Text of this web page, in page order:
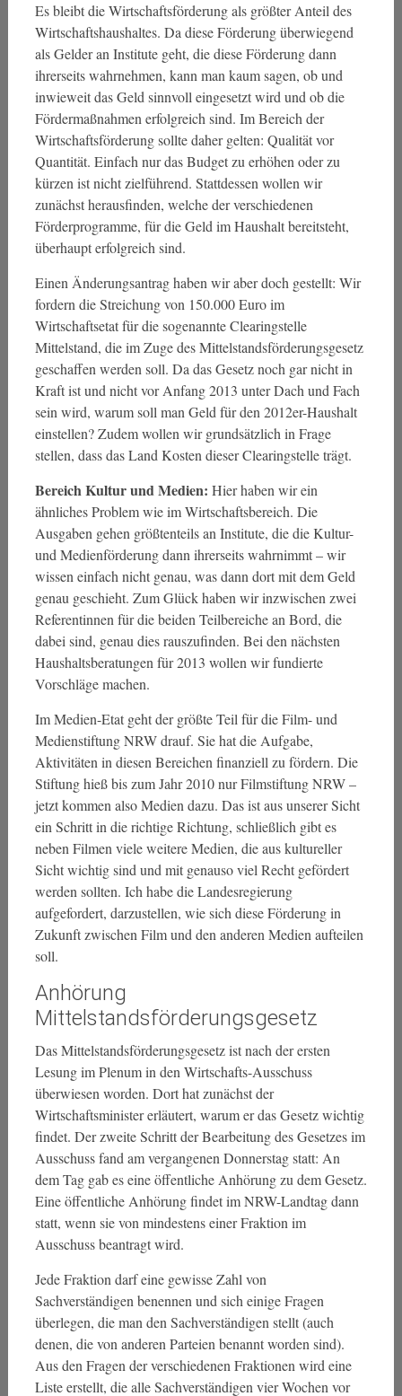
Es bleibt die Wirtschaftsförderung als größter Anteil des
Wirtschaftshaushaltes. Da diese Förderung überwiegend
als Gelder an Institute geht, die diese Förderung dann
ihrerseits wahrnehmen, kann man kaum sagen, ob und
inwieweit das Geld sinnvoll eingesetzt wird und ob die
Fördermaßnahmen erfolgreich sind. Im Bereich der
Wirtschaftsförderung sollte daher gelten: Qualität vor
Quantität. Einfach nur das Budget zu erhöhen oder zu
kürzen ist nicht zielführend. Stattdessen wollen wir
zunächst herausfinden, welche der verschiedenen
Förderprogramme, für die Geld im Haushalt bereitsteht,
überhaupt erfolgreich sind.
Einen Änderungsantrag haben wir aber doch gestellt: Wir
fordern die Streichung von 150.000 Euro im
Wirtschaftsetat für die sogenannte Clearingstelle
Mittelstand, die im Zuge des Mittelstandsförderungsgesetz
geschaffen werden soll. Da das Gesetz noch gar nicht in
Kraft ist und nicht vor Anfang 2013 unter Dach und Fach
sein wird, warum soll man Geld für den 2012er-Haushalt
einstellen? Zudem wollen wir grundsätzlich in Frage
stellen, dass das Land Kosten dieser Clearingstelle trägt.
Bereich Kultur und Medien: Hier haben wir ein
ähnliches Problem wie im Wirtschaftsbereich. Die
Ausgaben gehen größtenteils an Institute, die die Kultur-
und Medienförderung dann ihrerseits wahrnimmt – wir
wissen einfach nicht genau, was dann dort mit dem Geld
genau geschieht. Zum Glück haben wir inzwischen zwei
Referentinnen für die beiden Teilbereiche an Bord, die
dabei sind, genau dies rauszufinden. Bei den nächsten
Haushaltsberatungen für 2013 wollen wir fundierte
Vorschläge machen.
Im Medien-Etat geht der größte Teil für die Film- und
Medienstiftung NRW drauf. Sie hat die Aufgabe,
Aktivitäten in diesen Bereichen finanziell zu fördern. Die
Stiftung hieß bis zum Jahr 2010 nur Filmstiftung NRW –
jetzt kommen also Medien dazu. Das ist aus unserer Sicht
ein Schritt in die richtige Richtung, schließlich gibt es
neben Filmen viele weitere Medien, die aus kultureller
Sicht wichtig sind und mit genauso viel Recht gefördert
werden sollten. Ich habe die Landesregierung
aufgefordert, darzustellen, wie sich diese Förderung in
Zukunft zwischen Film und den anderen Medien aufteilen
soll.
Anhörung
Mittelstandsförderungsgesetz
Das Mittelstandsförderungsgesetz ist nach der ersten
Lesung im Plenum in den Wirtschafts-Ausschuss
überwiesen worden. Dort hat zunächst der
Wirtschaftsminister erläutert, warum er das Gesetz wichtig
findet. Der zweite Schritt der Bearbeitung des Gesetzes im
Ausschuss fand am vergangenen Donnerstag statt: An
dem Tag gab es eine öffentliche Anhörung zu dem Gesetz.
Eine öffentliche Anhörung findet im NRW-Landtag dann
statt, wenn sie von mindestens einer Fraktion im
Ausschuss beantragt wird.
Jede Fraktion darf eine gewisse Zahl von
Sachverständigen benennen und sich einige Fragen
überlegen, die man den Sachverständigen stellt (auch
denen, die von anderen Parteien benannt worden sind).
Aus den Fragen der verschiedenen Fraktionen wird eine
Liste erstellt, die alle Sachverständigen vier Wochen vor